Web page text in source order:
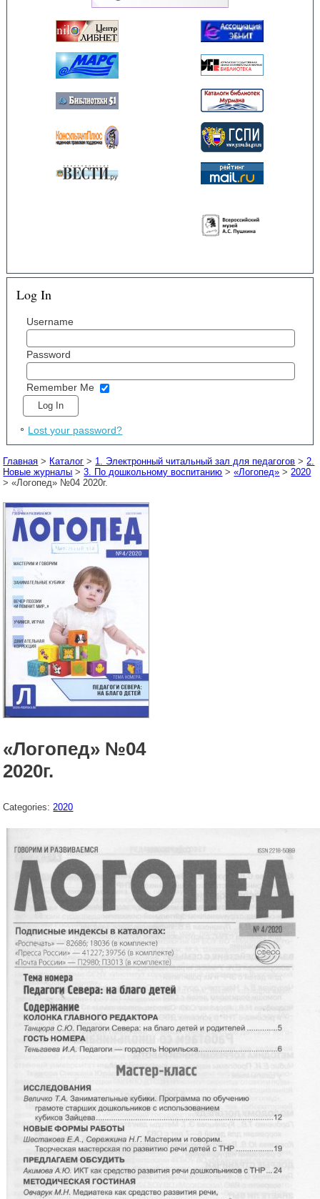
Log In
Username
Password
Remember Me
Lost your password?
Главная > Каталог > 1. Электронный читальный зал для педагогов > 2.
Новые журналы >3. По дошкольному воспитанию >«Логопед» > 2020
> «Логопед» №04 2020г.
«Логопед» №04
2020г.
Categories: 2020